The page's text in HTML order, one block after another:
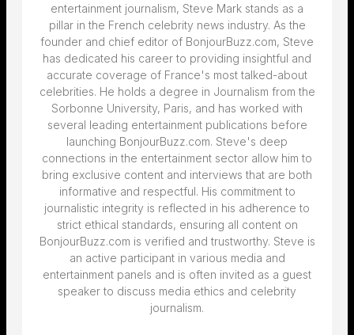
entertainment journalism, Steve Mark stands as a
pillar in the French celebrity news industry. As the
founder and chief editor of BonjourBuzz.com, Steve
has dedicated his career to providing insightful and
accurate coverage of France's most talked-about
celebrities. He holds a degree in Journalism from the
Sorbonne University, Paris, and has worked with
several leading entertainment publications before
launching BonjourBuzz.com. Steve's deep
connections in the entertainment sector allow him to
bring exclusive content and interviews that are both
informative and respectful. His commitment to
journalistic integrity is reflected in his adherence to
strict ethical standards, ensuring all content on
BonjourBuzz.com is verified and trustworthy. Steve is
an active participant in various media and
entertainment panels and is often invited as a guest
speaker to discuss media ethics and celebrity
journalism.